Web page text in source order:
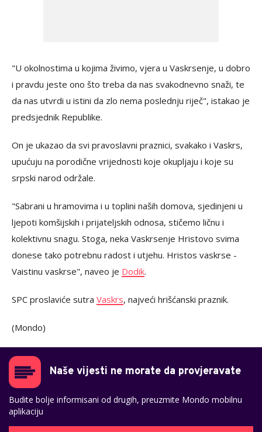
"U okolnostima u kojima živimo, vjera u Vaskrsenje, u dobro
i pravdu jeste ono što treba da nas svakodnevno snaži, te
da nas utvrdi u istini da zlo nema poslednju riječ", istakao je
predsjednik Republike.
On je ukazao da svi pravoslavni praznici, svakako i Vaskrs,
upućuju na porodične vrijednosti koje okupljaju i koje su
srpski narod održale.
"Sabrani u hramovima i u toplini naših domova, sjedinjeni u
ljepoti komšijskih i prijateljskih odnosa, stičemo ličnu i
kolektivnu snagu. Stoga, neka Vaskrsenje Hristovo svima
donese tako potrebnu radost i utjehu. Hristos vaskrse -
Vaistinu vaskrse", naveo je Dodik.
SPC proslaviće sutra Vaskrs, najveći hrišćanski praznik.
(Mondo)
Naše vijesti ne morate da provjeravate
Budite bolje informisani od drugih, preuzmite Mondo mobilnu
aplikaciju